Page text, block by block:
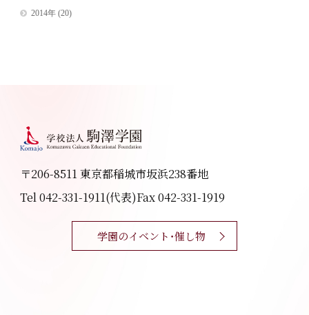
2014年(20)
〒206-8511 東京都稲城市坂浜238番地
Tel 042-331-1911(代表)Fax 042-331-1919
学園のイベント・催し物